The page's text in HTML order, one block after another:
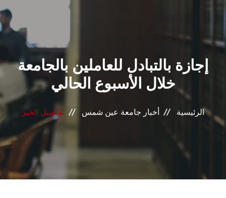
عن الجامعة
القطاعـات
الشئون الأكاديمية
البحث العلمي
الرعاية الصحية
المراكز والوحدات
الأنظمة الذكية
إجازة بالتبادل للعاملين بالجامعة
خلال الأسبوع الحالي
الرئيسية أخبار جامعة عين شمس تفاصيل الخبر